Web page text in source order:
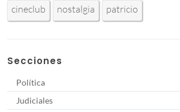
cineclub nostalgia patricio
Secciones
Política
Judiciales